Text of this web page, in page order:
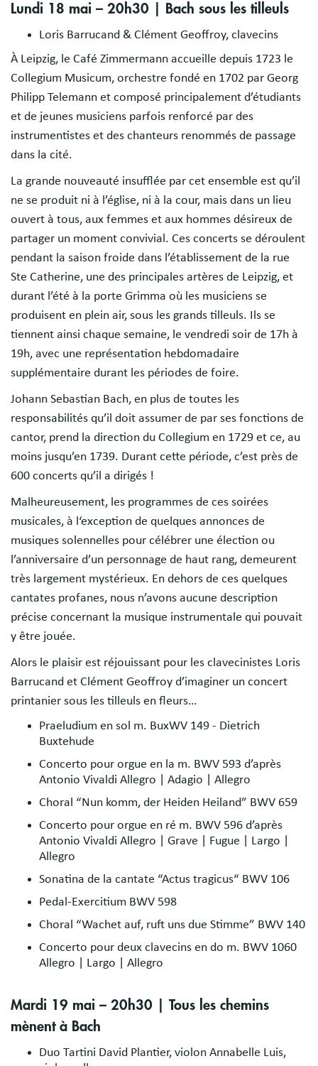
Lundi 18 mai – 20h30 | Bach sous les tilleuls
Loris Barrucand & Clément Geoffroy, clavecins
À Leipzig, le Café Zimmermann accueille depuis 1723 le
Collegium Musicum, orchestre fondé en 1702 par Georg
Philipp Telemann et composé principalement d’étudiants
et de jeunes musiciens parfois renforcé par des
instrumentistes et des chanteurs renommés de passage
dans la cité.
La grande nouveauté insufflée par cet ensemble est qu’il
ne se produit ni à l’église, ni à la cour, mais dans un lieu
ouvert à tous, aux femmes et aux hommes désireux de
partager un moment convivial. Ces concerts se déroulent
pendant la saison froide dans l’établissement de la rue
Ste Catherine, une des principales artères de Leipzig, et
durant l’été à la porte Grimma où les musiciens se
produisent en plein air, sous les grands tilleuls. Ils se
tiennent ainsi chaque semaine, le vendredi soir de 17h à
19h, avec une représentation hebdomadaire
supplémentaire durant les périodes de foire.
Johann Sebastian Bach, en plus de toutes les
responsabilités qu’il doit assumer de par ses fonctions de
cantor, prend la direction du Collegium en 1729 et ce, au
moins jusqu’en 1739. Durant cette période, c’est près de
600 concerts qu’il a dirigés !
Malheureusement, les programmes de ces soirées
musicales, à l‘exception de quelques annonces de
musiques solennelles pour célébrer une élection ou
l’anniversaire d’un personnage de haut rang, demeurent
très largement mystérieux. En dehors de ces quelques
cantates profanes, nous n’avons aucune description
précise concernant la musique instrumentale qui pouvait
y être jouée.
Alors le plaisir est réjouissant pour les clavecinistes Loris
Barrucand et Clément Geoffroy d’imaginer un concert
printanier sous les tilleuls en fleurs…
Praeludium en sol m. BuxWV 149 - Dietrich
Buxtehude
Concerto pour orgue en la m. BWV 593 d’après
Antonio Vivaldi Allegro | Adagio | Allegro
Choral “Nun komm, der Heiden Heiland” BWV 659
Concerto pour orgue en ré m. BWV 596 d’après
Antonio Vivaldi Allegro | Grave | Fugue | Largo |
Allegro
Sonatina de la cantate “Actus tragicus“ BWV 106
Pedal-Exercitium BWV 598
Choral “Wachet auf, ruft uns due Stimme” BWV 140
Concerto pour deux clavecins en do m. BWV 1060
Allegro | Largo | Allegro
Mardi 19 mai – 20h30 | Tous les chemins
mènent à Bach
Duo Tartini David Plantier, violon Annabelle Luis,